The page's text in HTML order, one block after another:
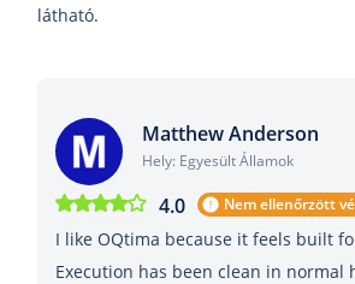
látható.
Matthew Anderson
Hely: Egyesült Államok
4.0 Nem ellenőrzött
I like OQtima because it feels built
Execution has been clean in normal